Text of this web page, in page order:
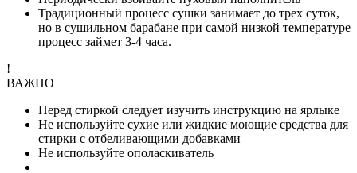
Традиционный процесс сушки занимает до трех суток,
но в сушильном барабане при самой низкой температуре
процесс займет 3-4 часа.
!
ВАЖНО
Перед стиркой следует изучить инструкцию на ярлыке
Не используйте сухие или жидкие моющие средства для
стирки с отбеливающими добавками
Не используйте ополаскиватель